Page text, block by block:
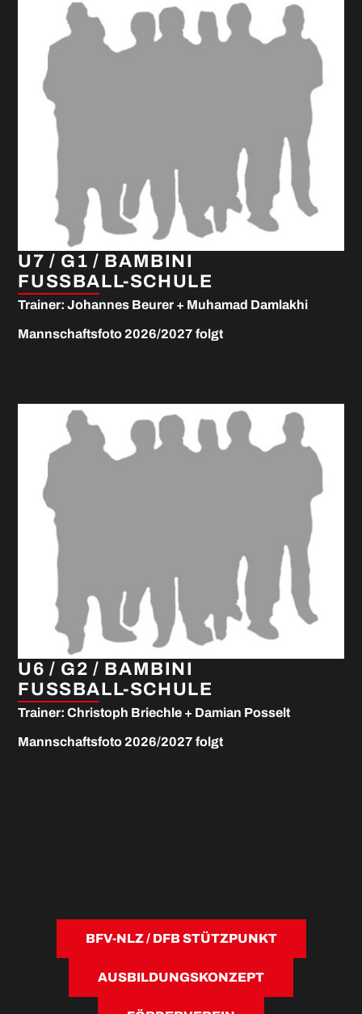
U7 / G1 / BAMBINI
FUSSBALL-SCHULE
Trainer: Johannes Beurer + Muhamad Damlakhi
Mannschaftsfoto 2026/2027 folgt
U6 / G2 / BAMBINI
FUSSBALL-SCHULE
Trainer: Christoph Briechle + Damian Posselt
Mannschaftsfoto 2026/2027 folgt
BFV-NLZ / DFB STÜTZPUNKT
AUSBILDUNGSKONZEPT